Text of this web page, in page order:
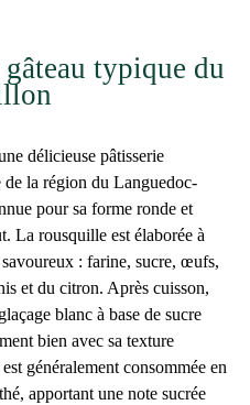
typique du
délicieuse pâtisserie
la région du Languedoc-
pour sa forme ronde et
La rousquille est élaborée à
: farine, sucre, œufs,
et du citron. Après cuisson,
blanc à base de sucre
bien avec sa texture
généralement consommée en
apportant une note sucrée